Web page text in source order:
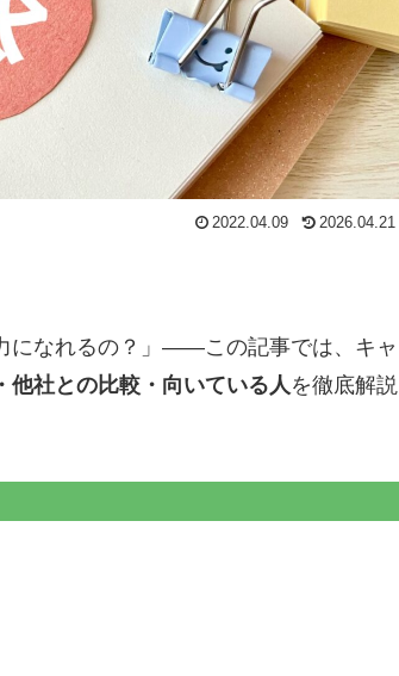
2022.04.09 2026.04.21
になれるの？」——この記事では、キャ
他社との比較・向いている人を徹底解説